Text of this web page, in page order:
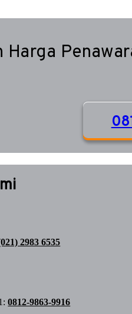
Harga
2983 6535
0812-9863-9916